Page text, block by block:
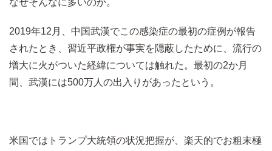
2019年12月、中国武漢でこの感染症の最初の症例が報告
されたとき、習近平政権が事実を隠蔽したために、流行の
増大に火がついた経緯については触れた。最初の2か月
間、武漢には500万人の出入りがあったという。
米国ではトランプ大統領の状況把握が、楽天的でお粗末極